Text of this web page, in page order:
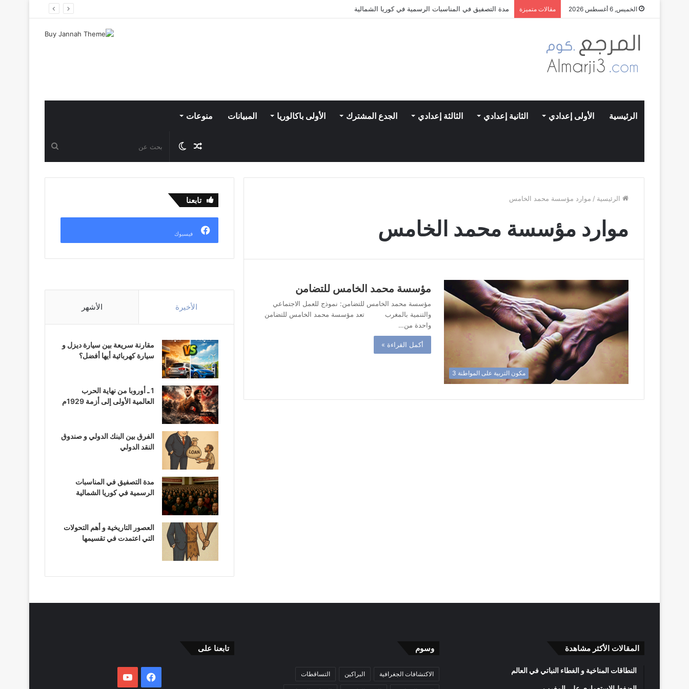
الخميس, 6 أغسطس 2026 مقالات متميزة مدة التصفيق في المناسبات الرسمية في كوريا الشمالية
الرئيسية الأولى إعدادي الثانية إعدادي الثالثة إعدادي الجدع المشترك الأولى باكالوريا المبيانات منوعات
عن
الوضع
المظلم
مقال
عشوائي
الرئيسية / موارد مؤسسة محمد الخامس
موارد مؤسسة محمد الخامس
مكون التربية على المواطنة 3
مؤسسة محمد الخامس للتضامن
مؤسسة محمد الخامس للتضامن: نموذج للعمل الاجتماعي
والتنمية بالمغرب تعد مؤسسة محمد الخامس للتضامن
واحدة من…
أكمل القراءة »
تابعنا
فيسبوك
الأخيرة الأشهر
مقارنة سريعة بين سيارة ديزل و
سيارة كهربائية أيها أفضل؟
1 ـ أوروبا من نهاية الحرب
العالمية الأولى إلى أزمة 1929م
الفرق بين البنك الدولي و صندوق
النقد الدولي
مدة التصفيق في المناسبات
الرسمية في كوريا الشمالية
العصور التاريخية و أهم التحولات
التي اعتمدت في تقسيمها
المقالات الأكثر مشاهدة
النطاقات المناخية و الغطاء النباتي في العالم
وسوم
الاكتشافات الجغرافية البراكين التساقطات
تابعنا على
فيسبوكيوتيوب